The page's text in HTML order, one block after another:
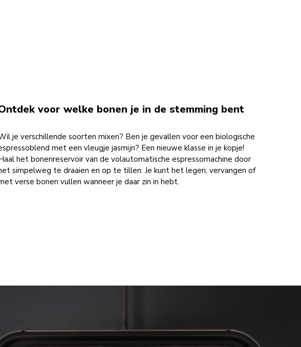
voor welke bonen je in de stemming bent
je verschillende soorten mixen? Ben je gevallen voor een biologische
met een vleugje jasmijn? Een nieuwe klasse in je kopje!
het bonenreservoir van de volautomatische espressomachine door
simpelweg te draaien en op te tillen. Je kunt het legen, vervangen of
verse bonen vullen wanneer je daar zin in hebt.